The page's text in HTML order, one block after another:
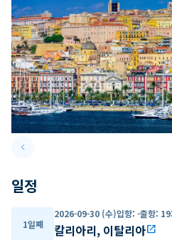
keyboard_arrow_leftPrevious slide
일정
1일째
2026-09-30 (수)입항: -출항:
칼리아리, 이탈리아open_in_new